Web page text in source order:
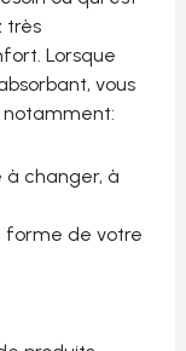
très
Lorsque
vous
notamment:
changer, à
forme de votre